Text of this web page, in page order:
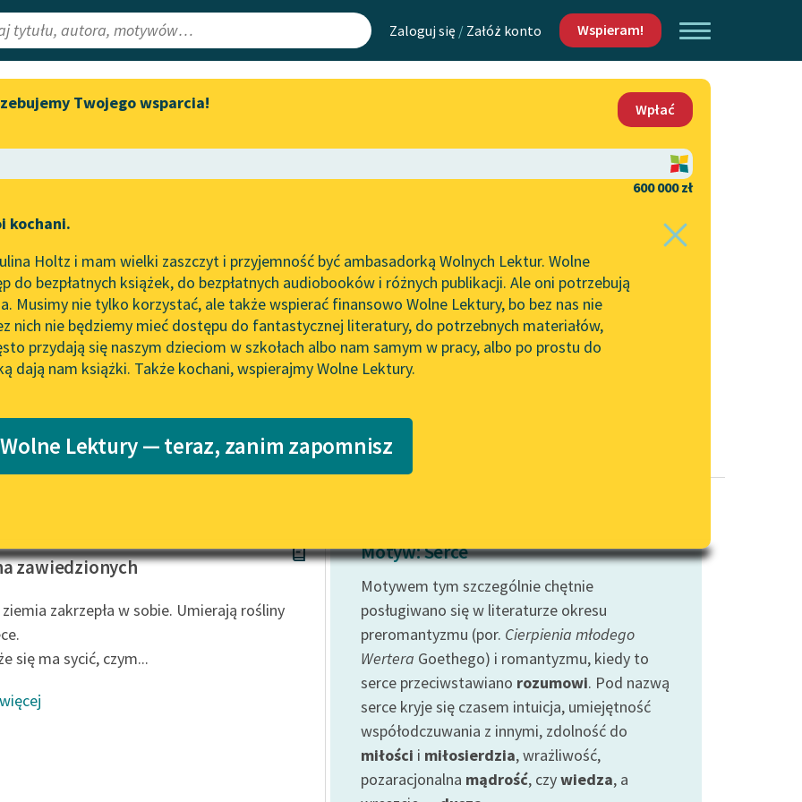
Zaloguj się / Załóż konto Wspieram!
Lektury
redakcyjne
Aktualności
„Prokurator Alicja Horn” do
literatury skandynawskiej
Spotkanie z Katarzyną Tunkiel
w Oslo
102. lata temu zmarł Joseph
Conrad
Lektury szkolne i klasyka
literatury do słuchania dla
E-kolekcja lektur szkolnych i
literatury do słuchania dla
uczennic i uczniów z
niepełnosprawnościami
literatury feministycznej
Mapa Wolnych Lektur
Leśmianator
API
OAI-PMH
Widget Wolnych Lektur
Katalog
Katalog w formacie PDF
Kontakt
O projekcie
Zasady wykorzystania
Wolnych Lektur
Logotypy
Materiały promocyjne
wrażliwych
Deklaracja dostępności
Twojego wsparcia!
Wpłać
600 000 zł
kochani.
Holtz i mam wielki zaszczyt i przyjemność być ambasadorką Wolnych Lektur. Wolne
do bezpłatnych książek, do bezpłatnych audiobooków i różnych publikacji. Ale oni potrzebują
Musimy nie tylko korzystać, ale także wspierać finansowo Wolne Lektury, bo bez nas nie
nich nie będziemy mieć dostępu do fantastycznej literatury, do potrzebnych materiałów,
przydają się naszym dzieciom w szkołach albo nam samym w pracy, albo po prostu do
dają nam książki. Także kochani, wspierajmy Wolne Lektury.
Lektury — teraz, zanim zapomnisz
Krystyna Krahelska✖
zawiedzionych
zakrzepła w sobie. Umierają rośliny
się ma sycić, czym...
Motyw: Serce
Motywem tym szczególnie chętnie
posługiwano się w literaturze okresu
preromantyzmu (por. Cierpienia młodego
Wertera Goethego) i romantyzmu, kiedy to
serce przeciwstawiano rozumowi. Pod nazwą
serce kryje się czasem intuicja, umiejętność
współodczuwania z innymi, zdolność do
miłości i miłosierdzia, wrażliwość,
pozaracjonalna mądrość, czywiedza, a